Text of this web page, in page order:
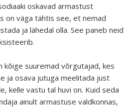
oskavad armastust
on väga tähtis see, et nemad
ja lähedal olla. See paneb neid
kõige suuremad võrgutajad, kes
ja osava jutuga meelitada just
kelle vastu tal huvi on. Kuid seda
ainult armastuse valdkonnas,